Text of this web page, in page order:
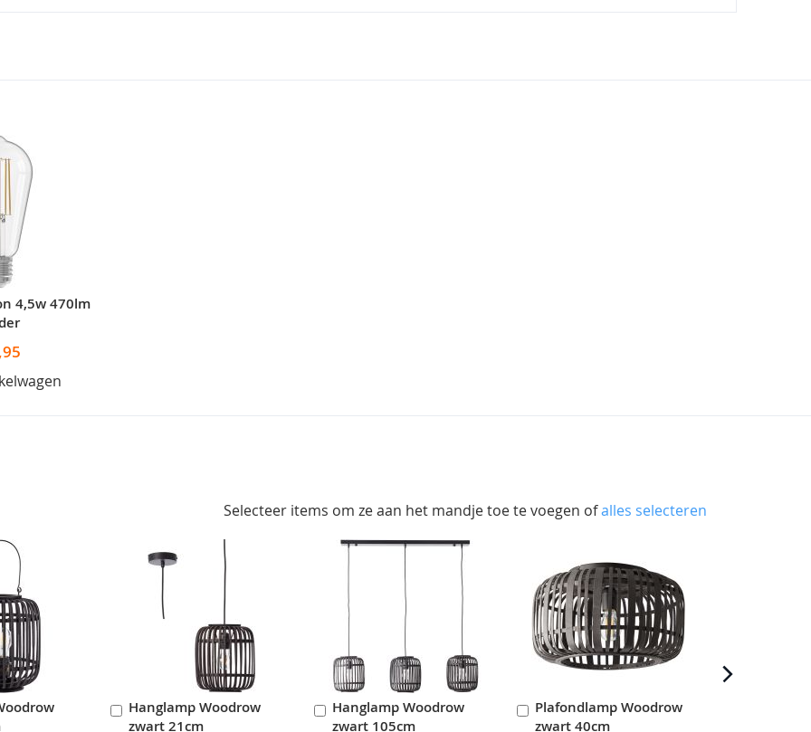
4,5w 470lm
Selecteer items om ze aan het mandje toe te voegen ofalles selecteren
Hanglamp Woodrow
zwart 21cm
In
Hanglamp Woodrow
zwart 105cm
In
Plafondlamp Woodrow
zwart 40cm
In